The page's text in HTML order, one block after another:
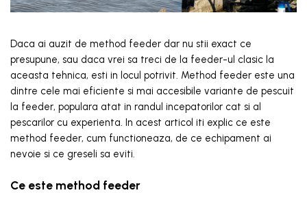
Daca ai auzit de method feeder dar nu stii exact ce
presupune, sau daca vrei sa treci de la feeder-ul clasic la
aceasta tehnica, esti in locul potrivit. Method feeder este una
dintre cele mai eficiente si mai accesibile variante de pescuit
la feeder, populara atat in randul incepatorilor cat si al
pescarilor cu experienta. In acest articol iti explic ce este
method feeder, cum functioneaza, de ce echipament ai
nevoie si ce greseli sa eviti.
Ce este method feeder